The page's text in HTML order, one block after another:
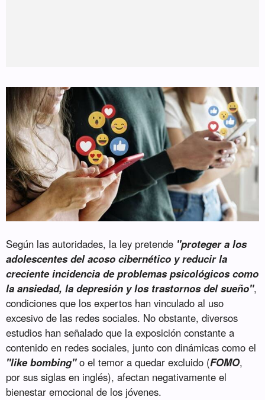
Según las autoridades, la ley pretende "proteger a los
adolescentes del acoso cibernético y reducir la
creciente incidencia de problemas psicológicos como
la ansiedad, la depresión y los trastornos del sueño",
condiciones que los expertos han vinculado al uso
excesivo de las redes sociales. No obstante, diversos
estudios han señalado que la exposición constante a
contenido en redes sociales, junto con dinámicas como el
"like bombing"o el temor a quedar excluido (FOMO,
por sus siglas en inglés), afectan negativamente el
bienestar emocional de los jóvenes.